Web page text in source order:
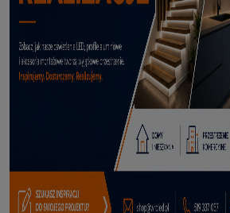
114,50 zł
DODAJ DO KOSZYKA